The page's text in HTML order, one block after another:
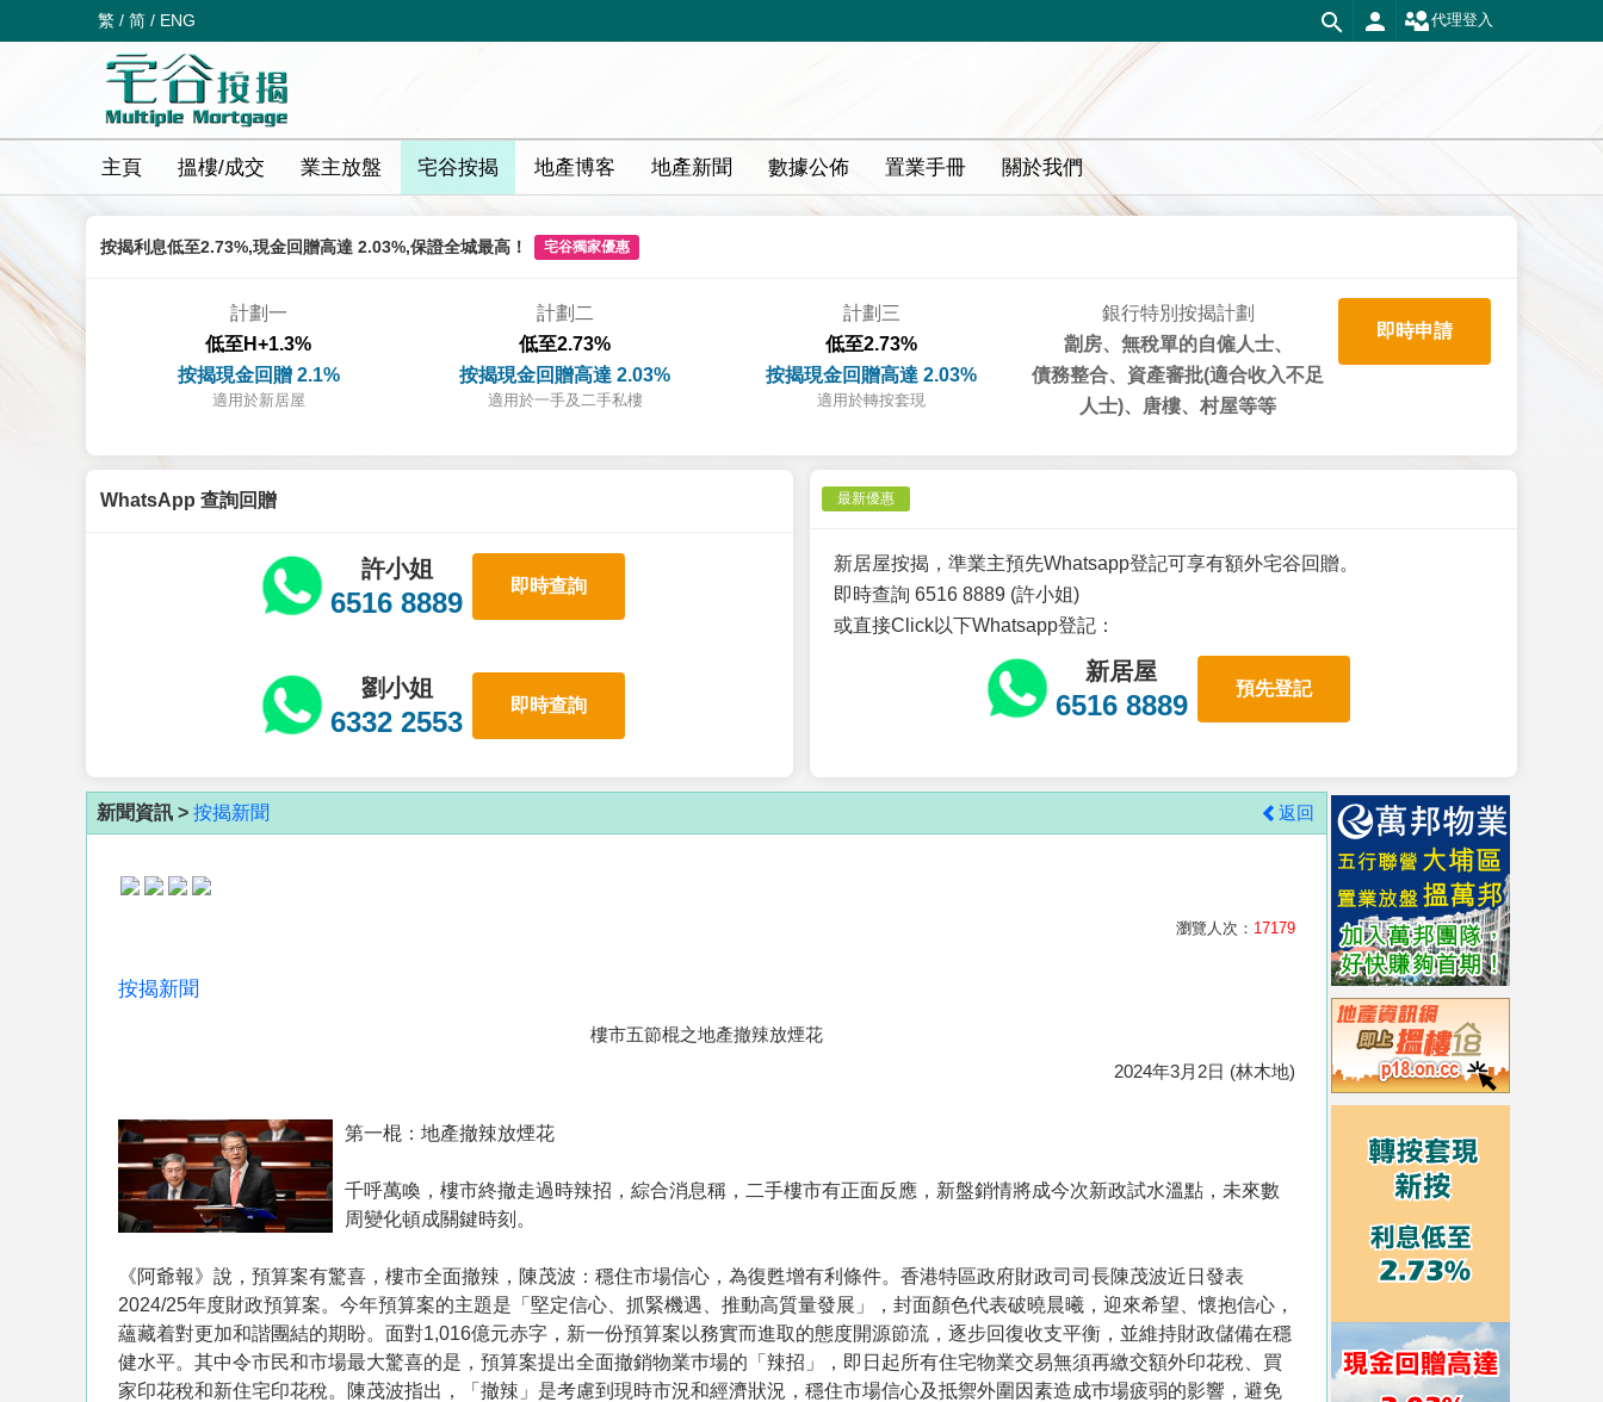
繁 / 简 / ENG 代理登入
主頁 搵樓/成交 業主放盤 宅谷按揭 地產博客 地產新聞 數據公佈 置業手冊 關於我們
按揭利息低至2.73%,現金回贈高達 2.03%,保證全城最高！ 宅谷獨家優惠
計劃一
低至H+1.3%
按揭現金回贈 2.1%
適用於新居屋
計劃二
低至2.73%
按揭現金回贈高達 2.03%
適用於一手及二手私樓
計劃三
低至2.73%
按揭現金回贈高達 2.03%
適用於轉按套現
銀行特別按揭計劃
劏房、無稅單的自僱人士、
債務整合、資產審批(適合收入不足
人士)、唐樓、村屋等等
即時申請
WhatsApp 查詢回贈
許小姐
6516 8889
即時查詢
劉小姐
6332 2553
即時查詢
最新優惠
新居屋按揭，準業主預先Whatsapp登記可享有額外宅谷回贈。
即時查詢 6516 8889 (許小姐)
或直接Click以下Whatsapp登記：
新居屋
6516 8889
預先登記
新聞資訊 > 按揭新聞 返回
瀏覽人次： 17179
按揭新聞
樓市五節棍之地產撤辣放煙花
2024年3月2日 (林木地)
第一棍：地產撤辣放煙花
千呼萬喚，樓市終撤走過時辣招，綜合消息稱，二手樓市有正面反應，新盤銷情將成今次新政試水溫點，未來數
周變化頓成關鍵時刻。
《阿爺報》說，預算案有驚喜，樓市全面撤辣，陳茂波：穩住市場信心，為復甦增有利條件。香港特區政府財政司司長陳茂波近日發表
2024/25年度財政預算案。今年預算案的主題是「堅定信心、抓緊機遇、推動高質量發展」，封面顏色代表破曉晨曦，迎來希望、懷抱信心，
蘊藏着對更加和諧團結的期盼。面對1,016億元赤字，新一份預算案以務實而進取的態度開源節流，逐步回復收支平衡，並維持財政儲備在穩
健水平。其中令市民和市場最大驚喜的是，預算案提出全面撤銷物業巿場的「辣招」，即日起所有住宅物業交易無須再繳交額外印花稅、買
家印花稅和新住宅印花稅。陳茂波指出，「撤辣」是考慮到現時市況和經濟狀況，穩住市場信心及抵禦外圍因素造成巿場疲弱的影響，避免